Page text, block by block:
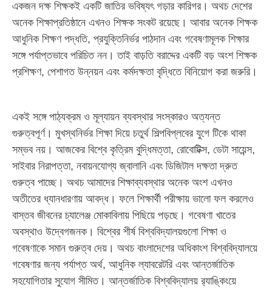
একজন দক্ষ শিক্ষকই একটি জাতির ভবিষ্যৎ গড়ার কারিগর। অথচ দেশের
অনেক শিক্ষাপ্রতিষ্ঠানে এখনও শিক্ষক সংকট রয়েছে। আবার অনেক শিক্ষক
আধুনিক শিক্ষণ পদ্ধতি, প্রযুক্তিনির্ভর পাঠদান এবং গবেষণামূলক শিক্ষার
সঙ্গে পর্যাপ্তভাবে পরিচিত নন। তাই বাড়তি বরাদ্দের একটি বড় অংশ শিক্ষক
প্রশিক্ষণ, পেশাগত উন্নয়ন এবং কর্মদক্ষতা বৃদ্ধিতে বিনিয়োগ করা জরুরি।
একই সঙ্গে পাঠ্যক্রম ও মূল্যায়ন ব্যবস্থার সংস্কারও অত্যন্ত
গুরুত্বপূর্ণ। মুখস্থনির্ভর শিক্ষা দিয়ে চতুর্থ শিল্পবিপ্লবের যুগে টিকে থাকা
সম্ভব নয়। আজকের বিশ্বে কৃত্রিম বুদ্ধিমত্তা, রোবোটিক্স, ডেটা সায়েন্স,
সাইবার নিরাপত্তা, নবায়নযোগ্য জ্বালানি এবং ডিজিটাল দক্ষতা দ্রুত
গুরুত্ব পাচ্ছে। অথচ আমাদের শিক্ষাব্যবস্থার অনেক অংশ এখনও
অতীতের ধ্যানধারণায় আবদ্ধ। ফলে শিক্ষার্থী পরীক্ষায় ভালো ফল করলেও
বাস্তব জীবনের চ্যালেঞ্জ মোকাবিলায় পিছিয়ে পড়ছে। গবেষণা খাতের
অবস্থাও উদ্বেগজনক। বিশ্বের শীর্ষ বিশ্ববিদ্যালয়গুলো শিক্ষা ও
গবেষণাকে সমান গুরুত্ব দেয়। অথচ বাংলাদেশের অধিকাংশ বিশ্ববিদ্যালয়ে
গবেষণার জন্য পর্যাপ্ত অর্থ, আধুনিক ল্যাবরেটরি এবং আন্তর্জাতিক
সহযোগিতার সুযোগ সীমিত। আন্তর্জাতিক বিশ্ববিদ্যালয় র‍্যাঙ্কিংয়ে